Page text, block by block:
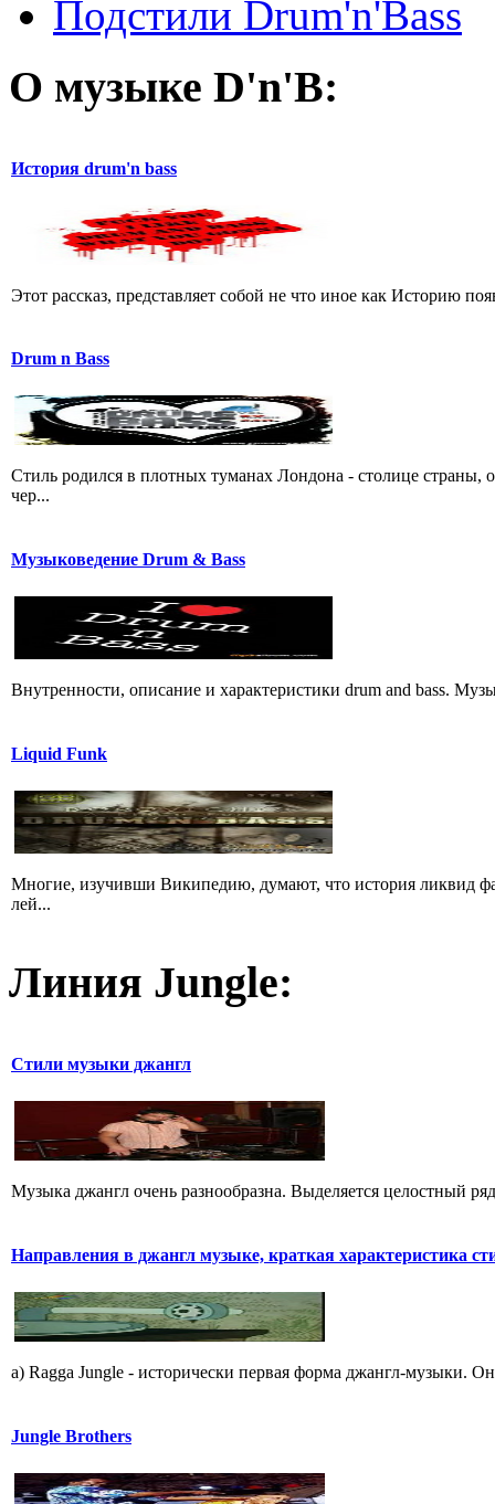
Подстили Drum'n'Bass
О музыке D'n'B:
История drum'n bass
Этот рассказ, представляет собой не что иное как Историю
Drum n Bass
Стиль родился в плотных туманах Лондона - столице
чер...
Музыковедение Drum & Bass
Внутренности, описание и характеристики drum and bass.
Liquid Funk
Многие, изучивши Википедию, думают, что история ликвид
лей...
Линия Jungle:
Стили музыки джангл
Музыка джангл очень разнообразна. Выделяется целостный
Hапpавления в джангл мyзыке, кpаткая хаpактеpистика
a) Ragga Jungle - истоpически пеpвая фоpма джангл-мyзыки.
Jungle Brothers